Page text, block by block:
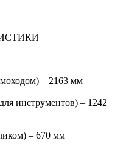
– 2163 мм
инструментов) – 1242
– 670 мм